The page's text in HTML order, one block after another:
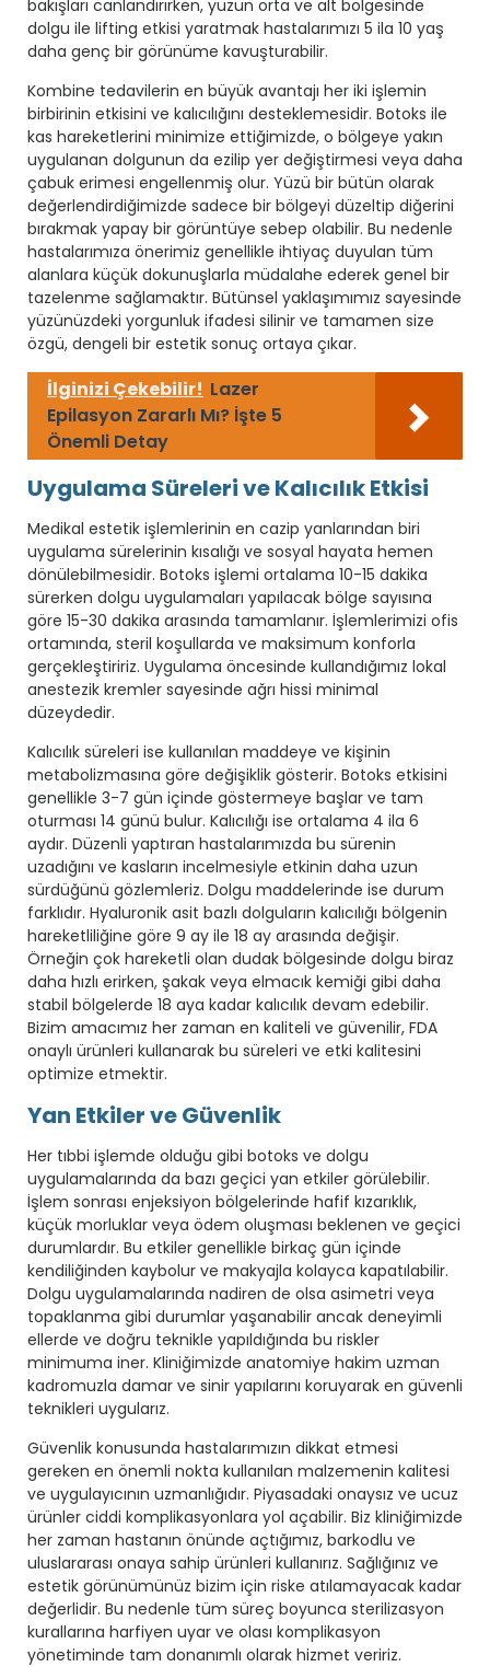
bakışları canlandırırken, yüzün orta ve alt bölgesinde
dolgu ile lifting etkisi yaratmak hastalarımızı 5 ila 10 yaş
daha genç bir görünüme kavuşturabilir.
Kombine tedavilerin en büyük avantajı her iki işlemin
birbirinin etkisini ve kalıcılığını desteklemesidir. Botoks ile
kas hareketlerini minimize ettiğimizde, o bölgeye yakın
uygulanan dolgunun da ezilip yer değiştirmesi veya daha
çabuk erimesi engellenmiş olur. Yüzü bir bütün olarak
değerlendirdiğimizde sadece bir bölgeyi düzeltip diğerini
bırakmak yapay bir görüntüye sebep olabilir. Bu nedenle
hastalarımıza önerimiz genellikle ihtiyaç duyulan tüm
alanlara küçük dokunuşlarla müdalahe ederek genel bir
tazelenme sağlamaktır. Bütünsel yaklaşımımız sayesinde
yüzünüzdeki yorgunluk ifadesi silinir ve tamamen size
özgü, dengeli bir estetik sonuç ortaya çıkar.
İlginizi Çekebilir! Lazer
Epilasyon Zararlı Mı? İşte 5
Önemli Detay
Uygulama Süreleri ve Kalıcılık Etkisi
Medikal estetik işlemlerinin en cazip yanlarından biri
uygulama sürelerinin kısalığı ve sosyal hayata hemen
dönülebilmesidir. Botoks işlemi ortalama 10-15 dakika
sürerken dolgu uygulamaları yapılacak bölge sayısına
göre 15-30 dakika arasında tamamlanır. İşlemlerimizi ofis
ortamında, steril koşullarda ve maksimum konforla
gerçekleştiririz. Uygulama öncesinde kullandığımız lokal
anestezik kremler sayesinde ağrı hissi minimal
düzeydedir.
Kalıcılık süreleri ise kullanılan maddeye ve kişinin
metabolizmasına göre değişiklik gösterir. Botoks etkisini
genellikle 3-7 gün içinde göstermeye başlar ve tam
oturması 14 günü bulur. Kalıcılığı ise ortalama 4 ila 6
aydır. Düzenli yaptıran hastalarımızda bu sürenin
uzadığını ve kasların incelmesiyle etkinin daha uzun
sürdüğünü gözlemleriz. Dolgu maddelerinde ise durum
farklıdır. Hyaluronik asit bazlı dolguların kalıcılığı bölgenin
hareketliliğine göre 9 ay ile 18 ay arasında değişir.
Örneğin çok hareketli olan dudak bölgesinde dolgu biraz
daha hızlı erirken, şakak veya elmacık kemiği gibi daha
stabil bölgelerde 18 aya kadar kalıcılık devam edebilir.
Bizim amacımız her zaman en kaliteli ve güvenilir, FDA
onaylı ürünleri kullanarak bu süreleri ve etki kalitesini
optimize etmektir.
Yan Etkiler ve Güvenlik
Her tıbbi işlemde olduğu gibi botoks ve dolgu
uygulamalarında da bazı geçici yan etkiler görülebilir.
İşlem sonrası enjeksiyon bölgelerinde hafif kızarıklık,
küçük morluklar veya ödem oluşması beklenen ve geçici
durumlardır. Bu etkiler genellikle birkaç gün içinde
kendiliğinden kaybolur ve makyajla kolayca kapatılabilir.
Dolgu uygulamalarında nadiren de olsa asimetri veya
topaklanma gibi durumlar yaşanabilir ancak deneyimli
ellerde ve doğru teknikle yapıldığında bu riskler
minimuma iner. Kliniğimizde anatomiye hakim uzman
kadromuzla damar ve sinir yapılarını koruyarak en güvenli
teknikleri uygularız.
Güvenlik konusunda hastalarımızın dikkat etmesi
gereken en önemli nokta kullanılan malzemenin kalitesi
ve uygulayıcının uzmanlığıdır. Piyasadaki onaysız ve ucuz
ürünler ciddi komplikasyonlara yol açabilir. Biz kliniğimizde
her zaman hastanın önünde açtığımız, barkodlu ve
uluslararası onaya sahip ürünleri kullanırız. Sağlığınız ve
estetik görünümünüz bizim için riske atılamayacak kadar
değerlidir. Bu nedenle tüm süreç boyunca sterilizasyon
kurallarına harfiyen uyar ve olası komplikasyon
yönetiminde tam donanımlı olarak hizmet veririz.